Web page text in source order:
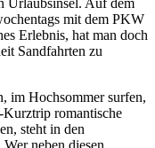
mit dem PKW
Erlebnis, hat man doch
Sandfahrten zu
im Hochsommer surfen,
Kurztrip romantische
steht in den
neben diesen